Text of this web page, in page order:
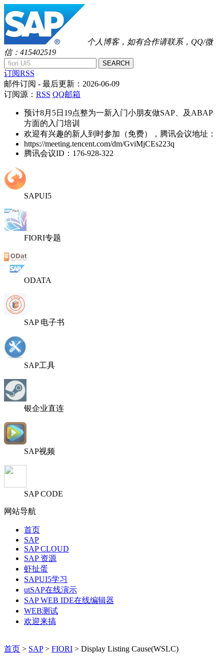
个人博客，如有合作请联系，QQ/微
信：415402519
SEARCH
订阅RSS
邮件订阅 - 最后更新： 2026-06-09
订阅源： RSS QQ邮箱
预计8月5日19点整为一新入门小朋友做SAP、及ABAP
方面的入门培训
欢迎有兴趣的新人到时参加（免费），腾讯会议地址：
https://meeting.tencent.com/dm/GviMjCEs223q
腾讯会议ID：176-928-322
SAPUI5
FIORI专题
ODATA
SAP 电子书
SAP工具
银企业直连
SAP视频
SAP CODE
网站导航
首页
SAP
SAP CLOUD
SAP 资源
虾扯蛋
SAPUI5学习
utSAP在线演示
SAP WEB IDE在线编辑器
WEB测试
欢迎来搞
首页 > SAP> FIORI > Display Listing Cause(WSLC)